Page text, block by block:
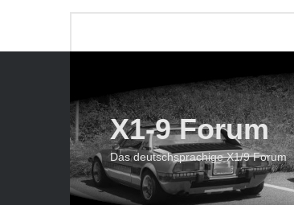
X1-9 Forum
Das deutschsprachige X1/9 Forum